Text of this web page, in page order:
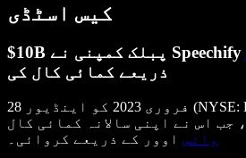
کیس اسٹڈی
$10B پبلک کمپنی نے Speechify
ذریعے کمائی کال کی
28 فروری 2023 کو اینڈیور (NYSE: EDR) نے تاریخ رقم
وائس اوور کے ذریعے کروائی۔